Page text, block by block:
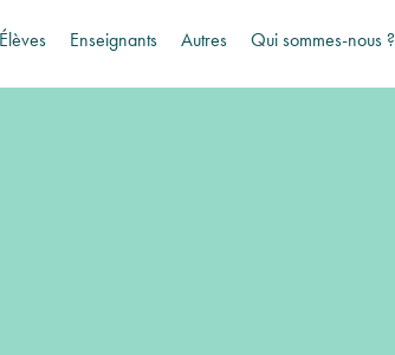
Élèves Enseignants Autres Qui sommes-nous ?